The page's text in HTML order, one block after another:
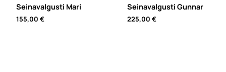
Seinavalgusti Mari
155,00€
Seinavalgusti Gunnar
225,00 €